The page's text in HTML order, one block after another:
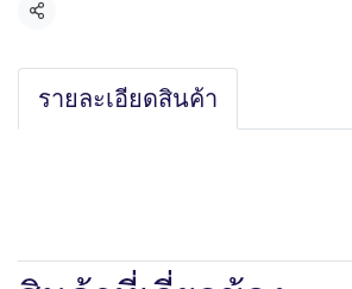
แชร์
รายละเอียดสินค้า